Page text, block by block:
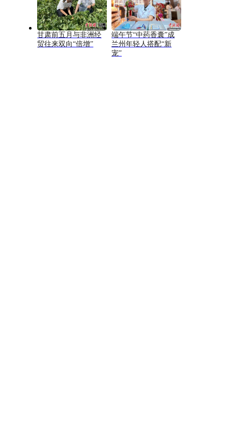
甘肃前五月与非洲经
贸往来双向“倍增”
端午节“中药香囊”成
兰州年轻人搭配“新
宠”